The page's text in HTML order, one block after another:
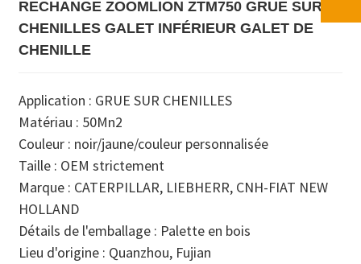
RECHANGE ZOOMLION ZTM750 GRUE SUR
CHENILLES GALET INFÉRIEUR GALET DE
CHENILLE
Application : GRUE SUR CHENILLES
Matériau : 50Mn2
Couleur : noir/jaune/couleur personnalisée
Taille : OEM strictement
Marque : CATERPILLAR, LIEBHERR, CNH-FIAT NEW
HOLLAND
Détails de l'emballage : Palette en bois
Lieu d'origine : Quanzhou, Fujian